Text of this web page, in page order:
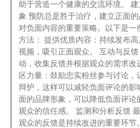
助于营造一个健康的交流环境。
象 预防总是胜于治疗 ， 建立正面
对负面内容的重要策略。
以下是一
方法 ：提供优质内容 ：持续发布
视频 ， 吸引正面观众。 互动与反馈
动 ，收集反馈并根据观众的需求改
区力量 ：鼓励忠实粉丝参与讨论 ，
辩护 ，这样可以减轻负面评论的影
面的品牌形象 ， 可以降低负面评论
观众的信任感。 监测和分析反馈
观众的反馈是持续改进的重要环节